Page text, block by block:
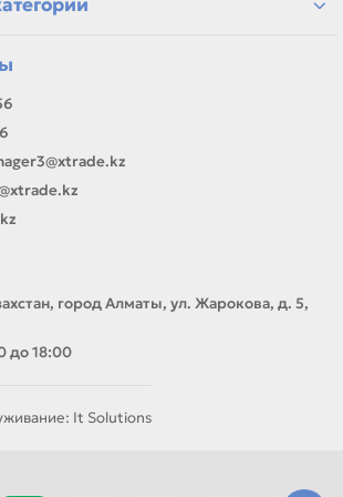
город Алматы, ул. Жарокова, д. 5,
до 18:00
It Solutions